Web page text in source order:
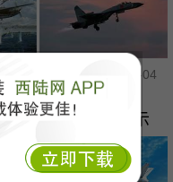
08-04
\"博弈与东大启示